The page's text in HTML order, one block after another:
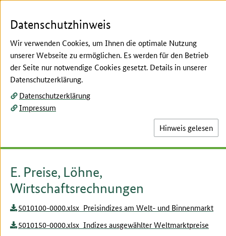
Hier beginnt der Hauptinhalt dieser Seite
Tabellen Kapitel E des
Statistischen Jahrbuchs
E. Preise, Löhne,
Wirtschaftsrechnungen
5010100-0000.xlsx Preisindizes am Welt- und Binnenmarkt
5010150-0000.xlsx Indizes ausgewählter Weltmarktpreise
Datenschutzhinweis
Wir verwenden Cookies, um Ihnen die optimale Nutzung
unserer Webseite zu ermöglichen. Es werden für den Betrieb
der Seite nur notwendige Cookies gesetzt. Details in unserer
Datenschutzerklärung.
Datenschutzerklärung
Impressum
Hinweis gelesen